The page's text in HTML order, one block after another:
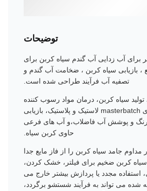
توضیحات
برای آب زدایی آب گندم سیاه کربن برای
، بازیابی سیاه کربن ، ضخامت آب گندم و
تصفیه آب فرآیند طراحی شده است.
سیاه کربن، درمان مواد رسوب کننده
رنگدانه، فرایندهای masterbatch لاستیک و پلاستیک، بازیابی
رنگ و پوشش آب فاضلاب،و آب های فرعی
حاوی کربن سیاه.
مداوم جامد سیاه کربن را از فاز مایع جدا
کربن ضخیم برای فیلتر، خشک کردن،
استفاده مجدد یا پردازش بیشتر خارج می
شده می تواند به فرآیند شستشو برگردد،